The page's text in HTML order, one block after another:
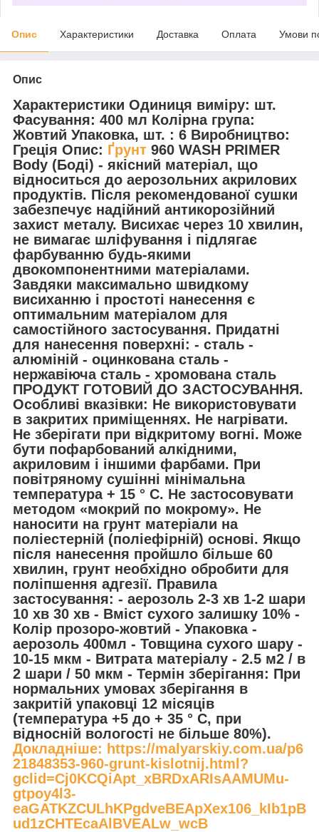
Опис Характеристики Доставка Оплата Умови
Опис
Характеристики Одиниця виміру: шт.
Фасування: 400 мл Колірна група:
Жовтий Упаковка, шт. : 6 Виробництво:
Греція Опис: Ґрунт 960 WASH PRIMER
Body (Боді) - якісний матеріал, що
відноситься до аерозольних акрилових
продуктів. Після рекомендованої сушки
забезпечує надійний антикорозійний
захист металу. Висихає через 10 хвилин,
не вимагає шліфування і підлягає
фарбуванню будь-якими
двокомпонентними матеріалами.
Завдяки максимально швидкому
висиханню і простоті нанесення є
оптимальним матеріалом для
самостійного застосування. Придатні
для нанесення поверхні: - сталь -
алюміній - оцинкована сталь -
нержавіюча сталь - хромована сталь
ПРОДУКТ ГОТОВИЙ ДО ЗАСТОСУВАННЯ.
Особливі вказівки: Не використовувати
в закритих приміщеннях. Не нагрівати.
Не зберігати при відкритому вогні. Може
бути пофарбований алкідними,
акриловим і іншими фарбами. При
повітряному сушінні мінімальна
температура + 15 ° С. Не застосовувати
методом «мокрий по мокрому». Не
наносити на грунт матеріали на
поліестерній (поліефірній) основі. Якщо
після нанесення пройшло більше 60
хвилин, грунт необхідно обробити для
поліпшення адгезії. Правила
застосування: - аерозоль 2-3 хв 1-2 шари
10 хв 30 хв - Вміст сухого залишку 10% -
Колір прозоро-жовтий - Упаковка -
аерозоль 400мл - Товщина сухого шару -
10-15 мкм - Витрата матеріалу - 2.5 м2 / в
2 шари / 50 мкм - Термін зберігання: При
нормальних умовах зберігання в
закритій упаковці 12 місяців
(температура +5 до + 35 ° С, при
відносній вологості не більше 80%).
Докладніше: https://malyarskiy.com.ua/p6
21848353-960-grunt-kislotnij.html?
gclid=Cj0KCQiApt_xBRDxARIsAAMUMu-
gtpoy4l3-
eaGATKZCULhKPgdveBEApXex106_kIb1pB
ud1zCHTEcaAlBVEALw_wcB